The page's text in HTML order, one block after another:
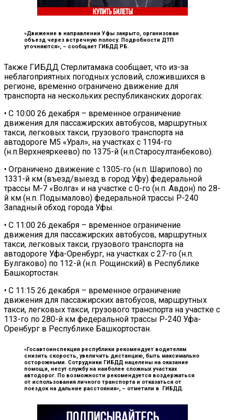
«Движение в направлении Уфы закрыто, организован
объезд через встречную полосу. Подробности ДТП
уточняются», – сообщает ГИБДД РБ.
Также ГИБДД Стерлитамака сообщает, что из-за
неблагоприятных погодных условий, сложившихся в
регионе, временно ограничено движение для
транспорта на нескольких республиканских дорогах:
• С 10:00 26 декабря – временное ограничение
движения для пассажирских автобусов, маршрутных
такси, легковых такси, грузового транспорта на
автодороге М5 «Урал», на участках с 1194-го
(н.п.Верхнеяркеево) по 1375-й (н.п.Старосултанбеково).
• Ограничено движение с 1305-го (н.п. Шарипово) по
1331-й км (въезд/выезд в город Уфу) федеральной
трассы М-7 «Волга» и на участке с 0-го (н.п. Авдон) по 28-
й км (н.п. Подымалово) федеральной трассы Р-240
Западный обход города Уфы.
• С 11:00 26 декабря – временное ограничение
движения для пассажирских автобусов, маршрутных
такси, легковых такси, грузового транспорта на
автодороге Уфа-Оренбург, на участках с 27-го (н.п.
Булгаково) по 112-й (н.п. Рощинский) в Республике
Башкортостан.
• С 11:15 26 декабря – временное ограничение
движения для пассажирских автобусов, маршрутных
такси, легковых такси, грузового транспорта на участке с
113-го по 280-й км федеральной трассы Р-240 Уфа-
Оренбург в Республике Башкортостан.
«Госавтоинспекция республики рекомендует водителям
снизить скорость, увеличить дистанцию, быть максимально
осторожными. Сотрудники ГИБДД нацелены на оказание
помощи, несут службу на наиболее сложных участках
автодорог. По возможности рекомендуется воздержаться
от использования личного транспорта и отказаться от
поездок на дальние расстояния», – отметили в ГИБДД.